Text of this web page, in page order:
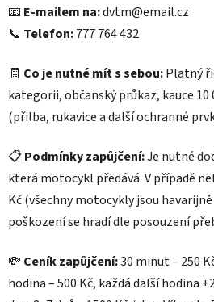
📧 E-mailem na:dvtm@email.cz
📞 Telefon:777 764 432
🧾 Co je nutné mít s sebou:Platný
kategorii, občanský průkaz, kauce 10
(přilba, rukavice a další ochranné
📋Podmínky zapůjčení:Je nutné
která motocykl předává. V případě
Kč (všechny motocykly jsou
poškození se hradí dle posouzení
💸 Ceník zapůjčení:30 minut – 250
hodina – 500 Kč, každá další hodina